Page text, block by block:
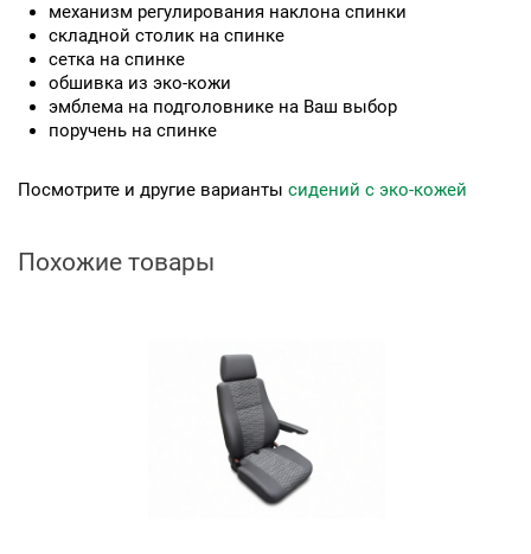
механизм регулирования наклона спинки
складной столик на спинке
сетка на спинке
обшивка из эко-кожи
эмблема на подголовнике на Ваш выбор
поручень на спинке
Посмотрите и другие варианты сидений с эко-кожей
Похожие товары